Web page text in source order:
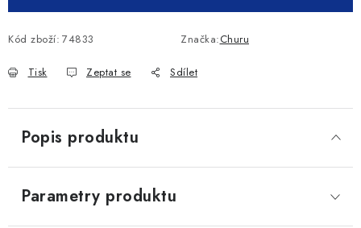
Kód zboží: 74833 Značka:Churu
Tisk Zeptat se Sdílet
Popis produktu
Parametry produktu